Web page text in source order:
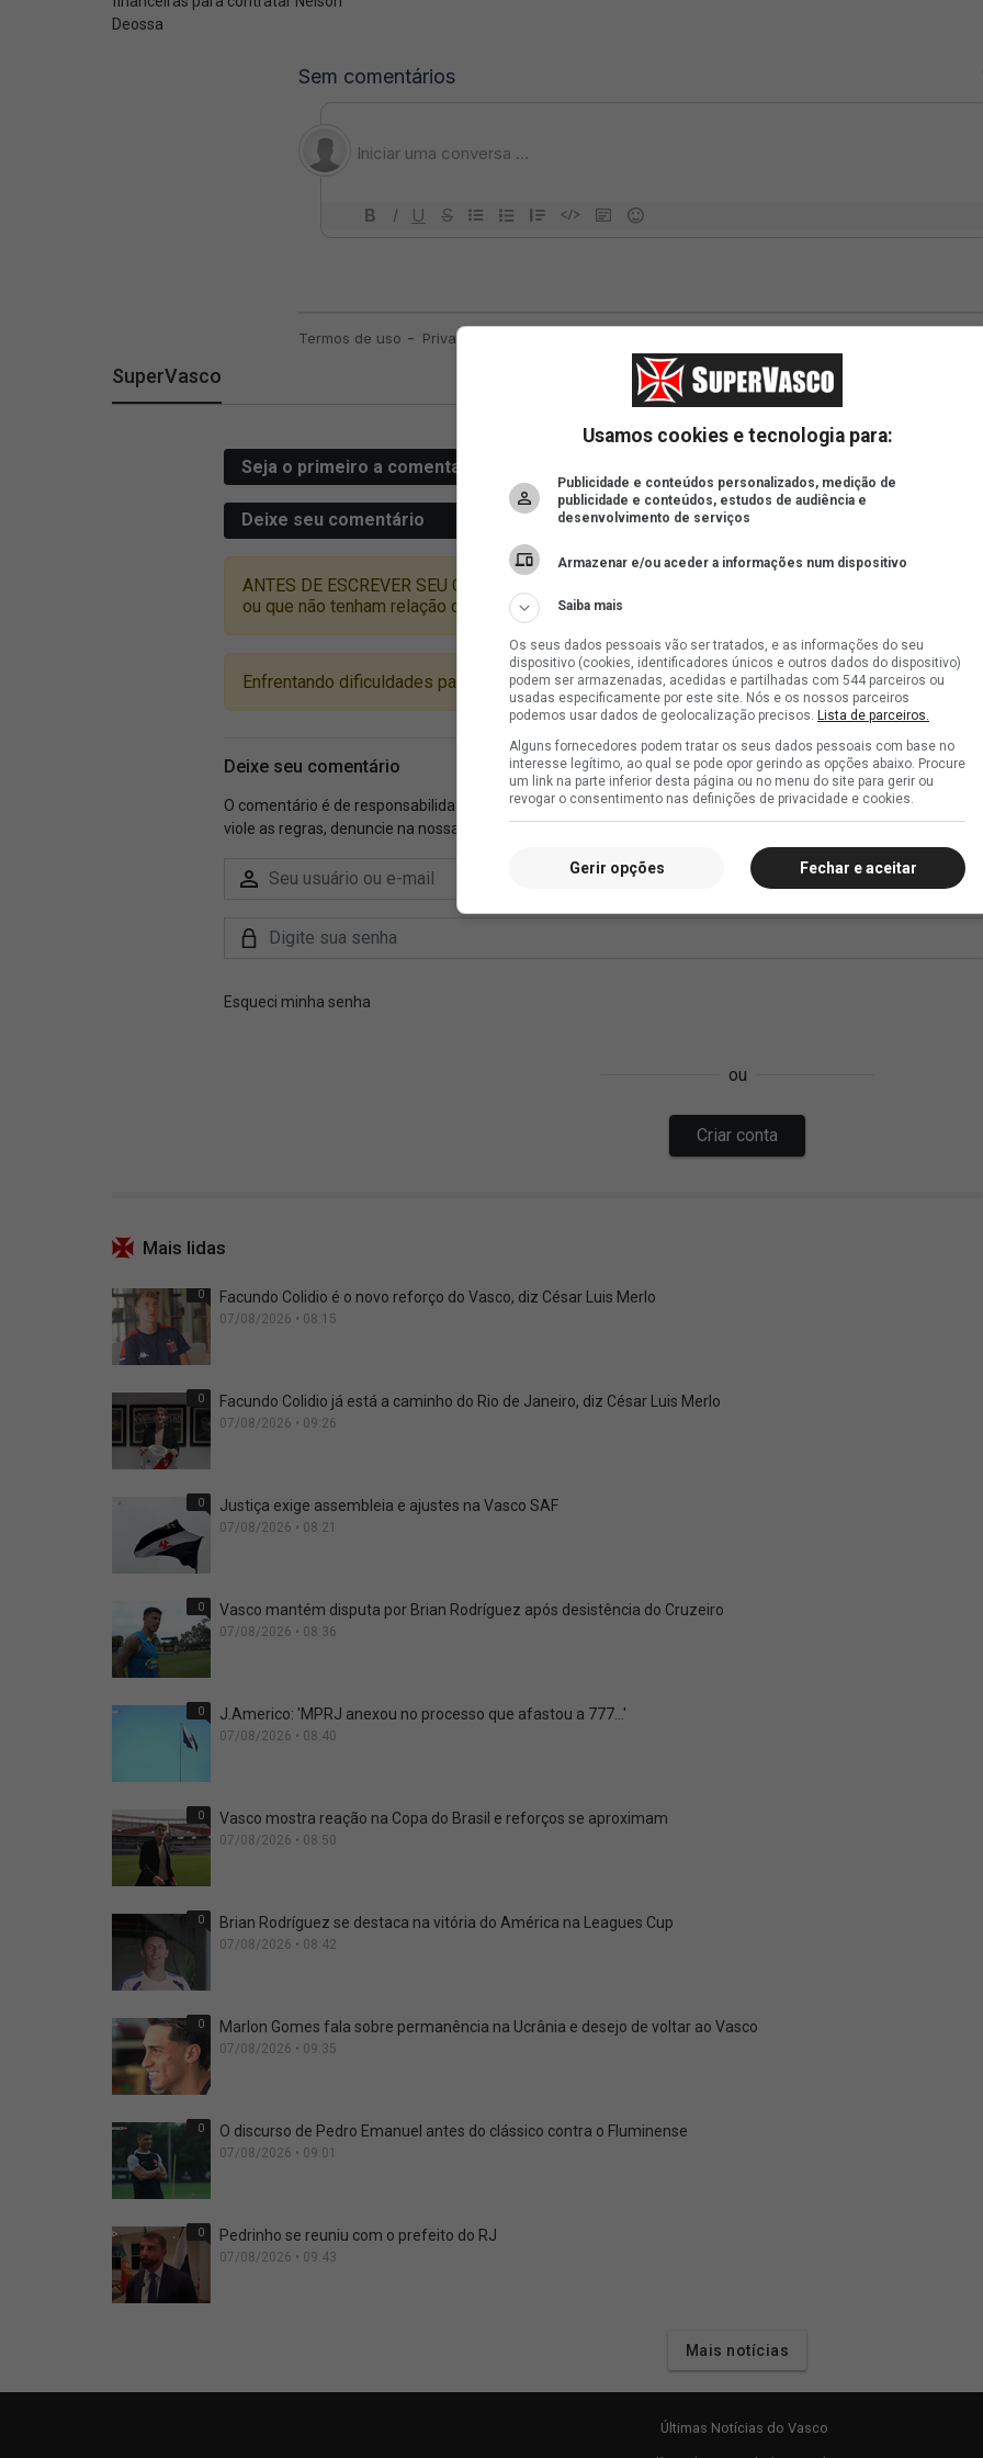
Deossa
SuperVasco
Mais lidas
0 Facundo Colidio é o novo reforço do Vasco, diz César Luis Merlo
07/08/2026 • 08:15
0 Facundo Colidio já está a caminho do Rio de Janeiro, diz César Luis Merlo
07/08/2026 • 09:26
0 Justiça exige assembleia e ajustes na Vasco SAF
07/08/2026 • 08:21
0 Vasco mantém disputa por Brian Rodríguez após desistência do Cruzeiro
07/08/2026 • 08:36
0 J.Americo: 'MPRJ anexou no processo que afastou a 777...'
07/08/2026 • 08:40
0 Vasco mostra reação na Copa do Brasil e reforços se aproximam
07/08/2026 • 08:50
0 Brian Rodríguez se destaca na vitória do América na Leagues Cup
07/08/2026 • 08:42
0 Marlon Gomes fala sobre permanência na Ucrânia e desejo de voltar ao Vasco
07/08/2026 • 09:35
0 O discurso de Pedro Emanuel antes do clássico contra o Fluminense
07/08/2026 • 09:01
0 Pedrinho se reuniu com o prefeito do RJ
07/08/2026 • 09:43
Mais notícias
Últimas Notícias do Vasco
Usamos cookies e tecnologia para:
Publicidade e conteúdos personalizados, medição de
publicidade e conteúdos, estudos de audiência e
desenvolvimento de serviços
Armazenar e/ou aceder a informações num dispositivo
Saiba mais
Os seus dados pessoais vão ser tratados, e as informações do seu
dispositivo (cookies, identificadores únicos e outros dados do dispositivo)
podem ser armazenadas, acedidas e partilhadas com 544 parceiros ou
usadas especificamente por este site. Nós e os nossos parceiros
podemos usar dados de geolocalização precisos. Lista de parceiros.
Alguns fornecedores podem tratar os seus dados pessoais com base no
interesse legítimo, ao qual se pode opor gerindo as opções abaixo. Procure
um link na parte inferior desta página ou no menu do site para gerir ou
revogar o consentimento nas definições de privacidade e cookies.
Fechar e aceitar
Gerir opções